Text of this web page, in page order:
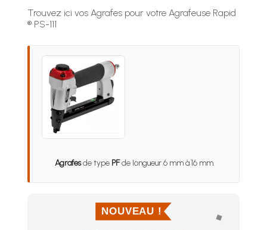
Trouvez ici vos Agrafes pour votre Agrafeuse Rapid
® PS-111
Agrafesde type PFde longueur 6 mm à 16 mm.
NOUVEAU !